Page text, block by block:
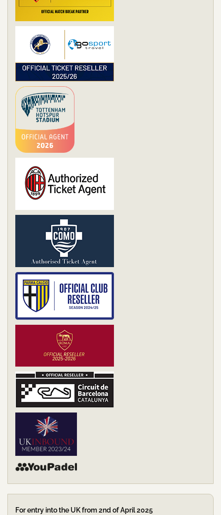
For entry into the UK from 2nd of April 2025